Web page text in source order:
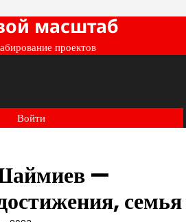
масштаб
проектов
Войти
—
семья